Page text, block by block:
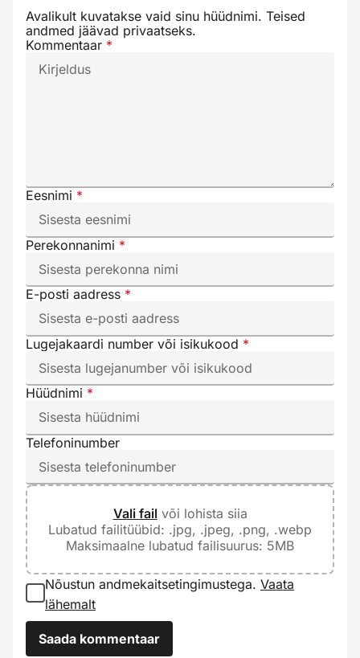
Avalikult kuvatakse vaid sinu hüüdnimi. Teised
andmed jäävad privaatseks.
Kommentaar *
Eesnimi *
Perekonnanimi *
E-posti aadress *
Lugejakaardi number või isikukood *
Hüüdnimi *
Telefoninumber
Vali fail või lohista siia
Lubatud failitüübid: .jpg, .jpeg, .png, .webp
Maksimaalne lubatud failisuurus: 5MB
Nõustun andmekaitsetingimustega. Vaata
lähemalt
Saada kommentaar